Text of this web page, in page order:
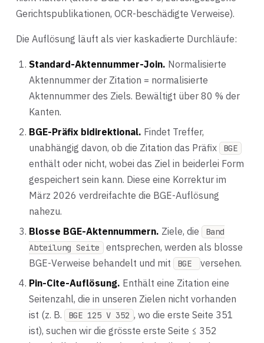
Gerichtspublikationen, OCR-beschädigte Verweise).
Die Auflösung läuft als vier kaskadierte Durchläufe:
Standard-Aktennummer-Join. Normalisierte
Aktennummer der Zitation = normalisierte
Aktennummer des Ziels. Bewältigt über 80 % der
Kanten.
BGE-Präfix bidirektional. Findet Treffer,
unabhängig davon, ob die Zitation das Präfix
BGE
enthält oder nicht, wobei das Ziel in beiderlei Form
gespeichert sein kann. Diese eine Korrektur im
März 2026 verdreifachte die BGE-Auflösung
nahezu.
Blosse BGE-Aktennummern. Ziele, die
Band
Abteilung Seite
entsprechen, werden als blosse
BGE-Verweise behandelt und mit
BGE
versehen.
Pin-Cite-Auflösung. Enthält eine Zitation eine
Seitenzahl, die in unseren Zielen nicht vorhanden
ist (z. B.
BGE 125 V 352 , wo die erste Seite 351
ist), suchen wir die grösste erste Seite ≤ 352